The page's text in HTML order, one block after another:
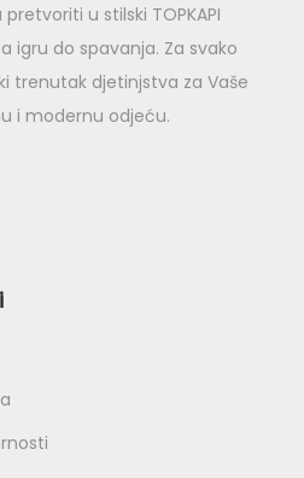
u stilski TOPKAPI
igru do spavanja. Za svako
trenutak djetinjstva za Vaše
i modernu odjeću.